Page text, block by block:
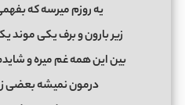
یه روزم میرسه که
زیر بارون و برف یکی
بین این همه غم میره و
درمون نمیشه بعضی